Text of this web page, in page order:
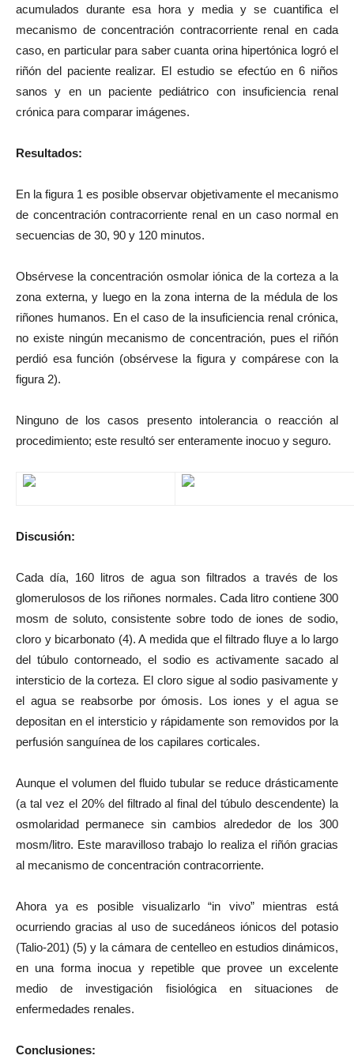
acumulados durante esa hora y media y se cuantifica el
mecanismo de concentración contracorriente renal en cada
caso, en particular para saber cuanta orina hipertónica logró el
riñón del paciente realizar. El estudio se efectúo en 6 niños
sanos y en un paciente pediátrico con insuficiencia renal
crónica para comparar imágenes.
Resultados:
En la figura 1 es posible observar objetivamente el mecanismo
de concentración contracorriente renal en un caso normal en
secuencias de 30, 90 y 120 minutos.
Obsérvese la concentración osmolar iónica de la corteza a la
zona externa, y luego en la zona interna de la médula de los
riñones humanos. En el caso de la insuficiencia renal crónica,
no existe ningún mecanismo de concentración, pues el riñón
perdió esa función (obsérvese la figura y compárese con la
figura 2).
Ninguno de los casos presento intolerancia o reacción al
procedimiento; este resultó ser enteramente inocuo y seguro.
Discusión:
Cada día, 160 litros de agua son filtrados a través de los
glomerulosos de los riñones normales. Cada litro contiene 300
mosm de soluto, consistente sobre todo de iones de sodio,
cloro y bicarbonato (4). A medida que el filtrado fluye a lo largo
del túbulo contorneado, el sodio es activamente sacado al
intersticio de la corteza. El cloro sigue al sodio pasivamente y
el agua se reabsorbe por ómosis. Los iones y el agua se
depositan en el intersticio y rápidamente son removidos por la
perfusión sanguínea de los capilares corticales.
Aunque el volumen del fluido tubular se reduce drásticamente
(a tal vez el 20% del filtrado al final del túbulo descendente) la
osmolaridad permanece sin cambios alrededor de los 300
mosm/litro. Este maravilloso trabajo lo realiza el riñón gracias
al mecanismo de concentración contracorriente.
Ahora ya es posible visualizarlo “in vivo” mientras está
ocurriendo gracias al uso de sucedáneos iónicos del potasio
(Talio-201) (5) y la cámara de centelleo en estudios dinámicos,
en una forma inocua y repetible que provee un excelente
medio de investigación fisiológica en situaciones de
enfermedades renales.
Conclusiones: